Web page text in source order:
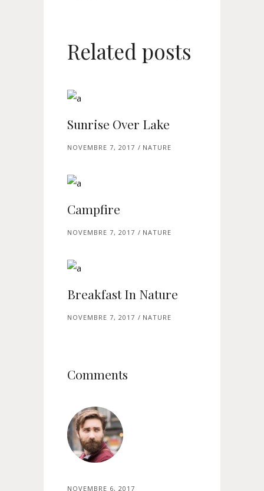
Related posts
Sunrise Over Lake
NOVEMBRE 7, 2017 NATURE
Campfire
NOVEMBRE 7, 2017 NATURE
Breakfast In Nature
NOVEMBRE 7, 2017 NATURE
Comments
NOVEMBRE 6, 2017